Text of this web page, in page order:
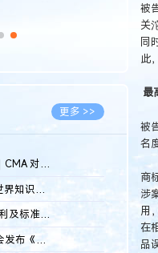
更多 >>
知识产权环球资讯｜CMA 对微软发起调查；批量搬运二手平台数据构...
WIPO发布《2026世界知识产权报告》 含报告全文
全球5G标准必要专利及标准提案研究报告（2026年）全文发布
中国知识产权研究会发布《2025年度中国企业海外知识产权纠纷调查...
被
关
同
此
最
被
名
商
涉
用
在
品